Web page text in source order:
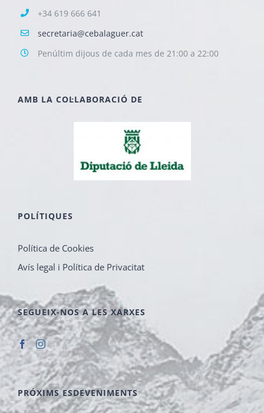
+34 619 666 641
secretaria@cebalaguer.cat
Penúltim dijous de cada mes de 21:00 a 22:00
AMB LA COL·LABORACIÓ DE
POLÍTIQUES
Política de Cookies
Avís legal i Política de Privacitat
SEGUEIX-NOS A LES XARXES
PRÓXIMS ESDEVENIMENTS